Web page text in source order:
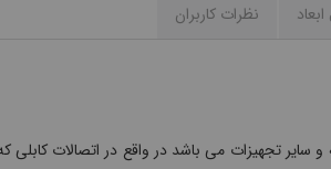
نظرات کاربران
تجهیزات می باشد در واقع در اتصالات کابلی